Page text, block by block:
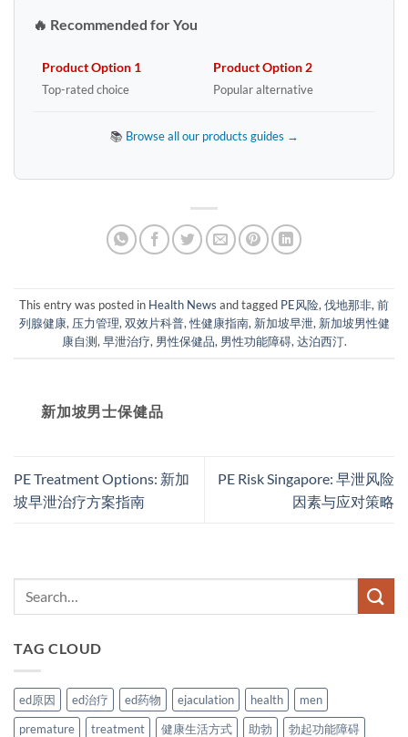
🔥 Recommended for You
Product Option 1
Top-rated choice
Product Option 2
Popular alternative
📚 Browse all our products guides →
This entry was posted in Health News and tagged PE风险, 伐地那非, 前
列腺健康, 压力管理, 双效片科普,性健康指南, 新加坡早泄, 新加坡男性健
康自测, 早泄治疗, 男性保健品, 男性功能障碍, 达泊西汀.
新加坡男士保健品
PE Treatment Options: 新加
坡早泄治疗方案指南
PE Risk Singapore: 早泄风险
因素与应对策略
TAG CLOUD
ed原因 ed治疗 ed药物 ejaculation health
men
premature
treatment 健康生活方式 助勃
勃起功能障碍